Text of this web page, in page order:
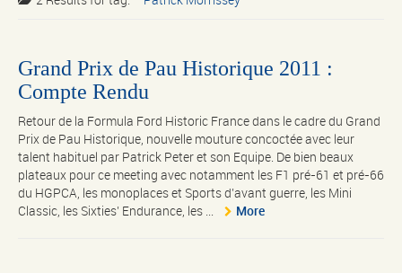
Grand Prix de Pau Historique 2011 :
Compte Rendu
Retour de la Formula Ford Historic France dans le cadre du Grand
Prix de Pau Historique, nouvelle mouture concoctée avec leur
talent habituel par Patrick Peter et son Equipe. De bien beaux
plateaux pour ce meeting avec notamment les F1 pré-61 et pré-66
du HGPCA, les monoplaces et Sports d’avant guerre, les Mini
Classic, les Sixties’ Endurance, les ...
More